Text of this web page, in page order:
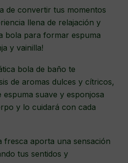
de convertir tus momentos
llena de relajación y
bola para formar espuma
y vainilla!
bola de baño te
de aromas dulces y cítricos,
suave y esponjosa
y lo cuidará con cada
fresca aporta una sensación
tus sentidos y